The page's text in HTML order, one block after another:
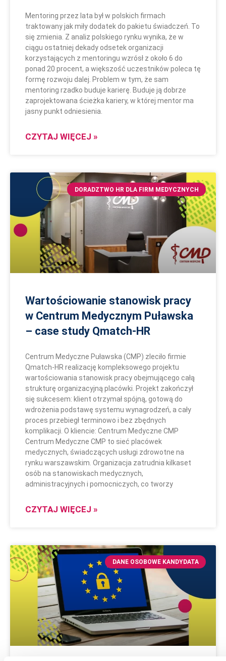
Mentoring przez lata był w polskich firmach
traktowany jak miły dodatek do pakietu świadczeń. To
się zmienia. Z analiz polskiego rynku wynika, że w
ciągu ostatniej dekady odsetek organizacji
korzystających z mentoringu wzrósł z około 6 do
ponad 20 procent, a większość uczestników poleca tę
formę rozwoju dalej. Problem w tym, że sam
mentoring rzadko buduje karierę. Buduje ją dobrze
zaprojektowana ścieżka kariery, w której mentor ma
jasny punkt odniesienia.
CZYTAJ WIĘCEJ »
DORADZTWO HR DLA FIRM MEDYCZNYCH
Wartościowanie stanowisk pracy
w Centrum Medycznym Puławska
– case study Qmatch-HR
Centrum Medyczne Puławska (CMP) zleciło firmie
Qmatch-HR realizację kompleksowego projektu
wartościowania stanowisk pracy obejmującego całą
strukturę organizacyjną placówki. Projekt zakończył
się sukcesem: klient otrzymał spójną, gotową do
wdrożenia podstawę systemu wynagrodzeń, a cały
proces przebiegł terminowo i bez zbędnych
komplikacji. O kliencie: Centrum Medyczne CMP
Centrum Medyczne CMP to sieć placówek
medycznych, świadczących usługi zdrowotne na
rynku warszawskim. Organizacja zatrudnia kilkaset
osób na stanowiskach medycznych,
administracyjnych i pomocniczych, co tworzy
CZYTAJ WIĘCEJ »
DANE OSOBOWE KANDYDATA